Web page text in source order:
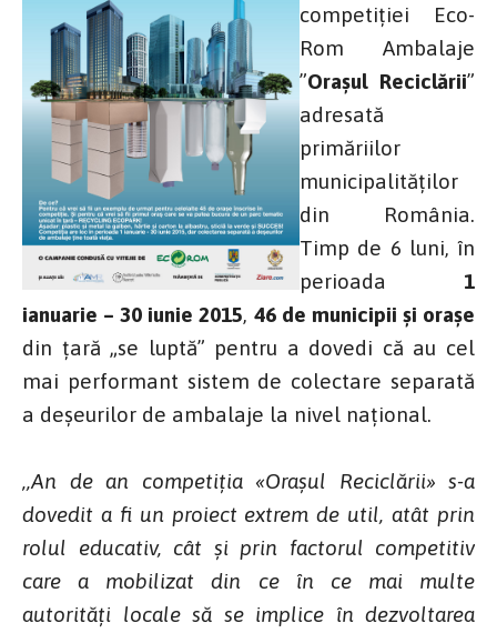
competiției Eco-
Rom Ambalaje
”Orașul Reciclării”
adresată
primăriilor
municipalităților
din România.
Timp de 6 luni, în
perioada 1
ianuarie – 30 iunie 2015, 46 de municipii și orașe
din țară „se luptă” pentru a dovedi că au cel
mai performant sistem de colectare separată
a deșeurilor de ambalaje la nivel național.
,,An de an competiția «Orașul Reciclării» s-a
dovedit a fi un proiect extrem de util, atât prin
rolul educativ, cât și prin factorul competitiv
care a mobilizat din ce în ce mai multe
autorități locale să se implice în dezvoltarea